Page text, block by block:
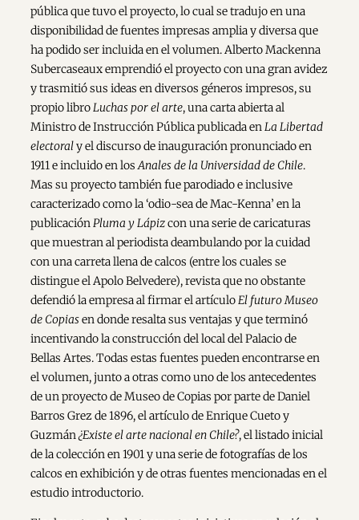
pública que tuvo el proyecto, lo cual se tradujo en una
disponibilidad de fuentes impresas amplia y diversa que
ha podido ser incluida en el volumen. Alberto Mackenna
Subercaseaux emprendió el proyecto con una gran avidez
y trasmitió sus ideas en diversos géneros impresos, su
propio libroLuchas por el arte, una carta abierta al
Ministro de Instrucción Pública publicada enLa Libertad
electoraly el discurso de inauguración pronunciado en
1911 e incluido en losAnales de la Universidad de Chile.
Mas su proyecto también fue parodiado e inclusive
caracterizado como la ‘odio-sea de Mac-Kenna’ en la
publicaciónPluma y Lápizcon una serie de caricaturas
que muestran al periodista deambulando por la cuidad
con una carreta llena de calcos (entre los cuales se
distingue el Apolo Belvedere), revista que no obstante
defendió la empresa al firmar el artículoEl futuro Museo
de Copiasen donde resalta sus ventajas y que terminó
incentivando la construcción del local del Palacio de
Bellas Artes. Todas estas fuentes pueden encontrarse en
el volumen, junto a otras como uno de los antecedentes
de un proyecto de Museo de Copias por parte de Daniel
Barros Grez de 1896, el artículo de Enrique Cueto y
Guzmán¿Existe el arte nacional en Chile?, el listado inicial
de la colección en 1901 y una serie de fotografías de los
calcos en exhibición y de otras fuentes mencionadas en el
estudio introductorio.